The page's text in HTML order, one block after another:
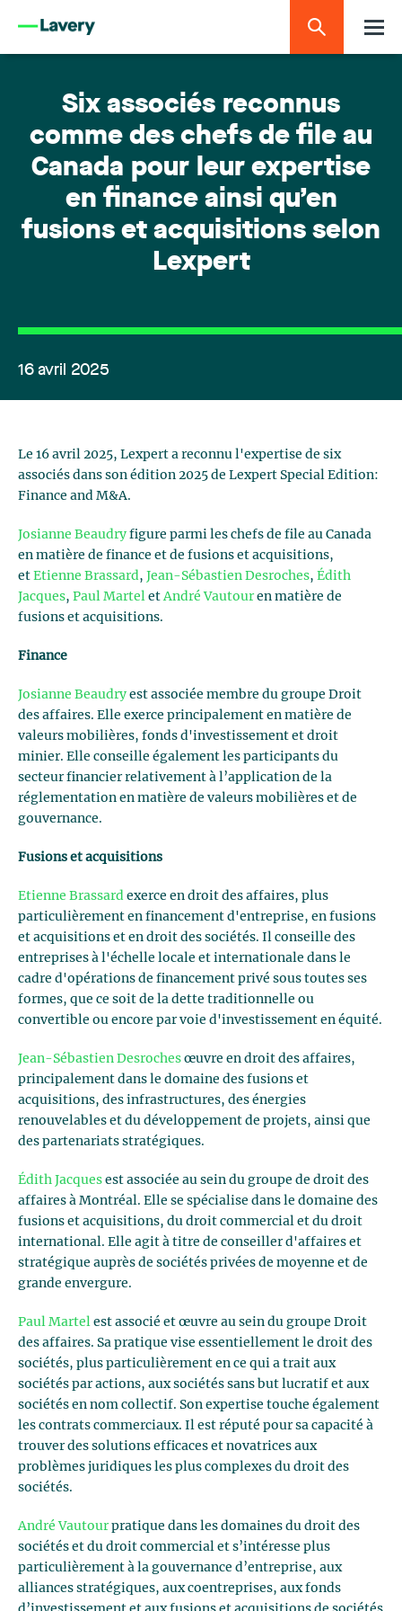
Six associés reconnus
comme des chefs de file au
Canada pour leur expertise
en finance ainsi qu’en
fusions et acquisitions selon
Lexpert
16 avril 2025
Le 16 avril 2025, Lexpert a reconnu l'expertise de six
associés dans son édition 2025 de Lexpert Special Edition:
Finance and M&A.
Josianne Beaudry figure parmi les chefs de file au Canada
en matière de finance et de fusions et acquisitions,
et Etienne Brassard, Jean-Sébastien Desroches, Édith
Jacques, Paul Martel etAndré Vautouren matière de
fusions et acquisitions.
Finance
Josianne Beaudry est associée membre du groupe Droit
des affaires. Elle exerce principalement en matière de
valeurs mobilières, fonds d'investissement et droit
minier. Elle conseille également les participants du
secteur financier relativement à l’application de la
réglementation en matière de valeurs mobilières et de
gouvernance.
Fusions et acquisitions
Etienne Brassard exerce en droit des affaires, plus
particulièrement en financement d'entreprise, en fusions
et acquisitions et en droit des sociétés. Il conseille des
entreprises à l'échelle locale et internationale dans le
cadre d'opérations de financement privé sous toutes ses
formes, que ce soit de la dette traditionnelle ou
convertible ou encore par voie d'investissement en équité.
Jean-Sébastien Desroches œuvre en droit des affaires,
principalement dans le domaine des fusions et
acquisitions, des infrastructures, des énergies
renouvelables et du développement de projets, ainsi que
des partenariats stratégiques.
Édith Jacques est associée au sein du groupe de droit des
affaires à Montréal. Elle se spécialise dans le domaine des
fusions et acquisitions, du droit commercial et du droit
international. Elle agit à titre de conseiller d'affaires et
stratégique auprès de sociétés privées de moyenne et de
grande envergure.
Paul Martel est associé et œuvre au sein du groupe Droit
des affaires. Sa pratique vise essentiellement le droit des
sociétés, plus particulièrement en ce qui a trait aux
sociétés par actions, aux sociétés sans but lucratif et aux
sociétés en nom collectif. Son expertise touche également
les contrats commerciaux. Il est réputé pour sa capacité à
trouver des solutions efficaces et novatrices aux
problèmes juridiques les plus complexes du droit des
sociétés.
André Vautourpratique dans les domaines du droit des
sociétés et du droit commercial et s’intéresse plus
particulièrement à la gouvernance d’entreprise, aux
alliances stratégiques, aux coentreprises, aux fonds